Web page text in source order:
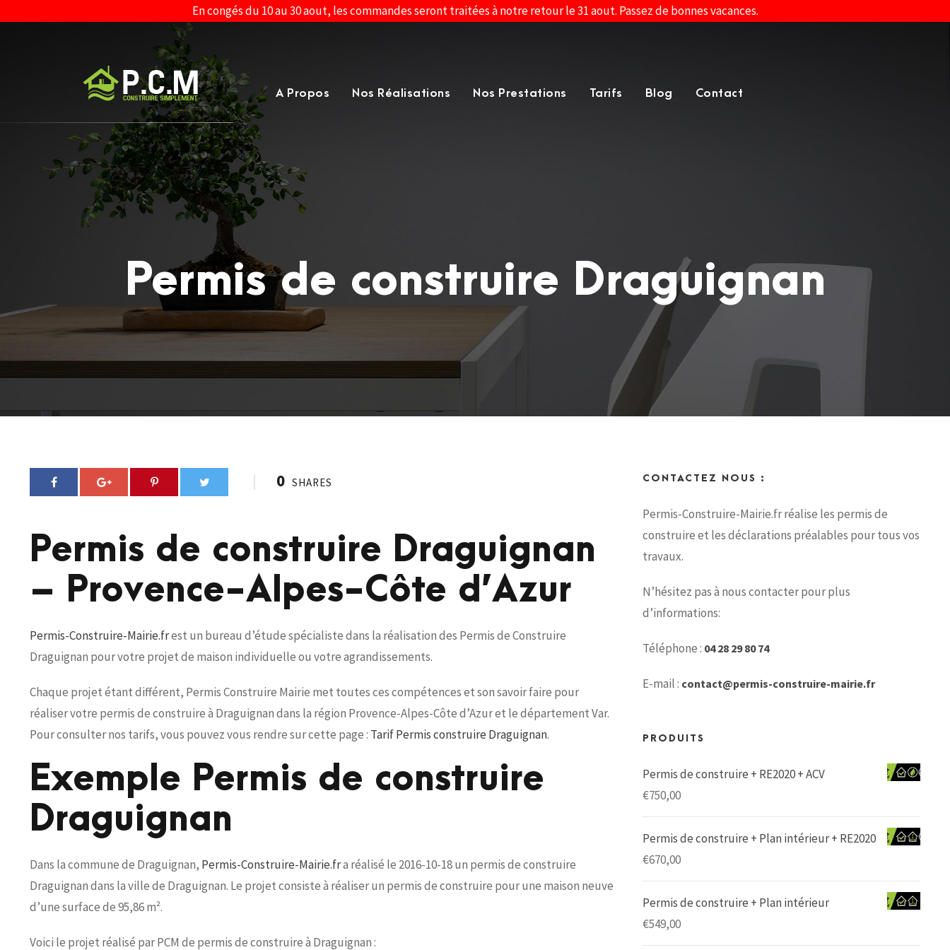
En congés du 10 au 30 aout, les commandes seront traitées à notre retour le 31 aout. Passez de bonnes vacances.
A Propos Nos Réalisations Nos Prestations Tarifs Blog Contact
Permis de construire Draguignan
0 SHARES
Permis de construire Draguignan
– Provence-Alpes-Côte d’Azur
Permis-Construire-Mairie.frest un bureau d’étude spécialiste dans la réalisation des Permis de Construire
Draguignan pour votre projet de maison individuelle ou votre agrandissements.
Chaque projet étant différent, Permis Construire Mairie met toutes ces compétences et son savoir faire pour
réaliser votre permis de construire à Draguignan dans la région Provence-Alpes-Côte d’Azur et le département Var.
Pour consulter nos tarifs, vous pouvez vous rendre sur cette page : Tarif Permis construire Draguignan.
Exemple Permis de construire
Draguignan
Dans la commune de Draguignan, Permis-Construire-Mairie.fra réalisé le 2016-10-18 un permis de construire
Draguignan dans la ville de Draguignan. Le projet consiste à réaliser un permis de construire pour une maison neuve
d’une surface de 95,86 m².
Voici le projet réalisé par PCM de permis de construire à Draguignan :
CONTACTEZ NOUS :
Permis-Construire-Mairie.fr réalise les permis de
construire et les déclarations préalables pour tous vos
travaux.
N’hésitez pas à nous contacter pour plus
d’informations:
Téléphone : 04 28 29 80 74
E-mail : contact@permis-construire-mairie.fr
PRODUITS
Permis de construire + RE2020 + ACV
€750,00
Permis de construire + Plan intérieur + RE2020
€670,00
Permis de construire + Plan intérieur
€549,00